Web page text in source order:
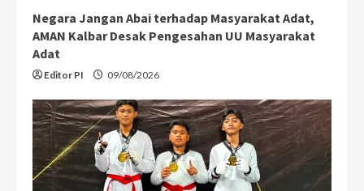
g
Negara Jangan Abai terhadap Masyarakat Adat,
AMAN Kalbar Desak Pengesahan UU Masyarakat
Adat
Editor PI 09/08/2026